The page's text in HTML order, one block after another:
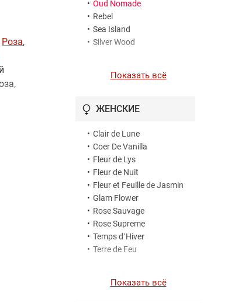
Роза,
• Oud Nomade
• Rebel
• Sea Island
• Silver Wood
Показать всё
ЖЕНСКИЕ
• Clair de Lune
• Coer De Vanilla
• Fleur de Lys
• Fleur de Nuit
• Fleur et Feuille de Jasmin
• Glam Flower
• Rose Sauvage
• Rose Supreme
• Temps d`Hiver
• Terre de Feu
Показать всё